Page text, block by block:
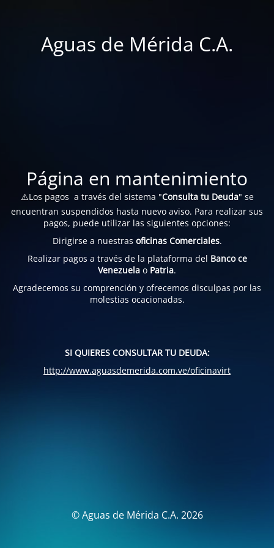
Aguas de Mérida C.A.
Página en mantenimiento
⚠️Los pagos a través del sistema "Consulta tu Deuda" se
encuentran suspendidos hasta nuevo aviso. Para realizar sus
pagos, puede utilizar las siguientes opciones:
Dirigirse a nuestras oficinas Comerciales.
Realizar pagos a través de la plataforma del Banco ce
Venezuela o Patria.
Agradecemos su comprención y ofrecemos disculpas por las
molestias ocacionadas.
SI QUIERES CONSULTAR TU DEUDA:
http://www.aguasdemerida.com.ve/oficinavirt
© Aguas de Mérida C.A. 2026